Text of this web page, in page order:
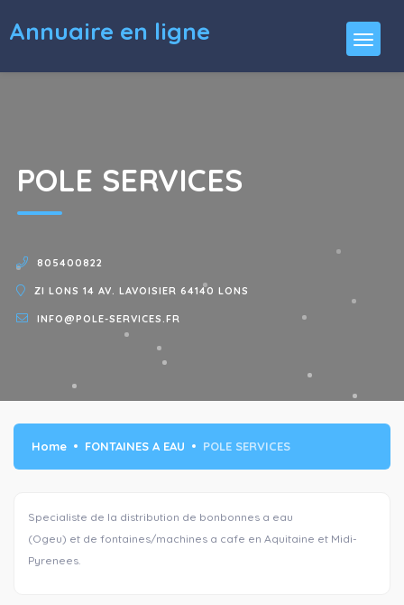
Annuaire en ligne
POLE SERVICES
805400822
ZI LONS 14 AV. LAVOISIER 64140 LONS
INFO@POLE-SERVICES.FR
Home FONTAINES A EAU POLE SERVICES
Specialiste de la distribution de bonbonnes a eau
(Ogeu) et de fontaines/machines a cafe en Aquitaine et Midi-
Pyrenees.